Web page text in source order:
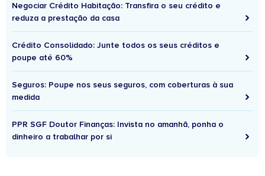
Negociar Crédito Habitação: Transfira o seu crédito e
reduza a prestação da casa
Crédito Consolidado: Junte todos os seus créditos e
poupe até 60%
Seguros: Poupe nos seus seguros, com coberturas à sua
medida
PPR SGF Doutor Finanças: Invista no amanhã, ponha o
dinheiro a trabalhar por si